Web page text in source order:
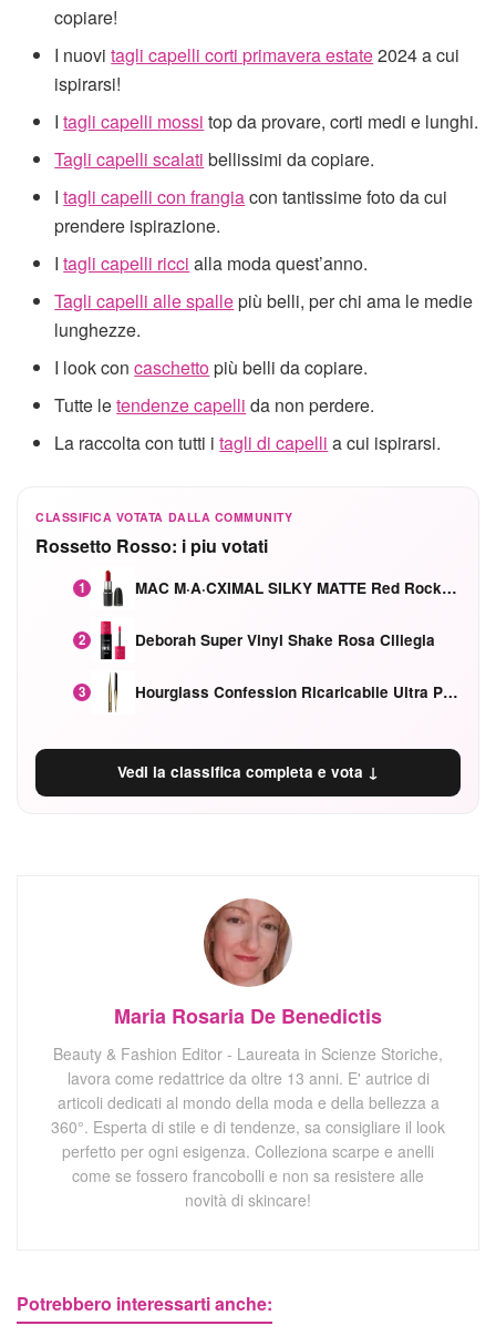
copiare!
I nuovitagli capelli corti primavera estate2024 a cui
ispirarsi!
Itagli capelli mossi top da provare, corti medi e lunghi.
Tagli capelli scalati bellissimi da copiare.
Itagli capelli con frangiacon tantissime foto da cui
prendere ispirazione.
Itagli capelli ricci alla moda quest’anno.
Tagli capelli alle spallepiù belli, per chi ama le medie
lunghezze.
I look concaschettopiù belli da copiare.
Tutte letendenze capelli da non perdere.
La raccolta con tutti itagli di capelli a cui ispirarsi.
CLASSIFICA VOTATA DALLA COMMUNITY
Rossetto Rosso: i piu votati
1 MAC M·A·CXIMAL SILKY MATTE Red Rock mat
2 Deborah Super Vinyl Shake Rosa Ciliegia
3 Hourglass Confession Ricaricabile Ultra Preciso Ad Alta Intensità Secretly Classic Red
Vedi la classifica completa e vota ↓
Maria Rosaria De Benedictis
Beauty & Fashion Editor - Laureata in Scienze Storiche,
lavora come redattrice da oltre 13 anni. E' autrice di
articoli dedicati al mondo della moda e della bellezza a
360°. Esperta di stile e di tendenze, sa consigliare il look
perfetto per ogni esigenza. Colleziona scarpe e anelli
come se fossero francobolli e non sa resistere alle
novità di skincare!
Potrebbero interessarti anche: